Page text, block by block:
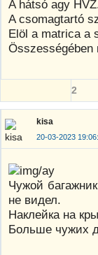
A hátsó agy
A csomagtartó
Elöl a matrica a
Összességében
2
kisa
20-03-2023
Чужой
не видел.
Наклейка на
Больше чужих